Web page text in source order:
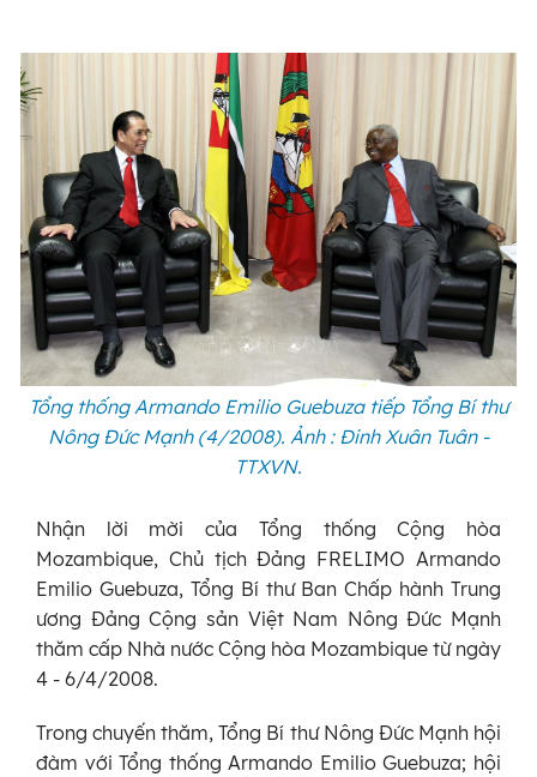
Tổng thống Armando Emilio Guebuza tiếp Tổng Bí thư
Nông Đức Mạnh (4/2008). Ảnh : Đinh Xuân Tuân -
TTXVN.
Nhận lời mời của Tổng thống Cộng hòa
Mozambique, Chủ tịch Đảng FRELIMO Armando
Emilio Guebuza, Tổng Bí thư Ban Chấp hành Trung
ương Đảng Cộng sản Việt Nam Nông Đức Mạnh
thăm cấp Nhà nước Cộng hòa Mozambique từ ngày
4 - 6/4/2008.
Trong chuyến thăm, Tổng Bí thư Nông Đức Mạnh hội
đàm với Tổng thống Armando Emilio Guebuza; hội